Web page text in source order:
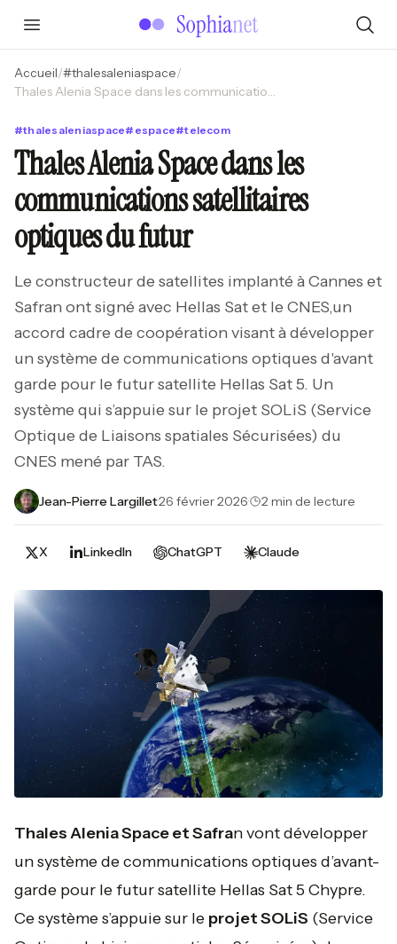
Accueil/#thalesaleniaspace/
Thales Alenia Space dans les communications satellitaires optiques du futur
#thalesaleniaspace# espace#telecom
Thales Alenia Space dans les
communications satellitaires
optiques du futur
Le constructeur de satellites implanté à Cannes et
Safran ont signé avec Hellas Sat et le CNES,un
accord cadre de coopération visant à développer
un système de communications optiques d'avant
garde pour le futur satellite Hellas Sat 5. Un
système qui s’appuie sur le projet SOLiS (Service
Optique de Liaisons spatiales Sécurisées) du
CNES mené par TAS.
Jean-Pierre Largillet·26 février 2026· 2 min de lecture
X LinkedIn ChatGPT Claude
Thales Alenia Space et Safran vont développer
un système de communications optiques d’avant-
garde pour le futur satellite Hellas Sat 5 Chypre.
Ce système s’appuie sur le projet SOLiS (Service